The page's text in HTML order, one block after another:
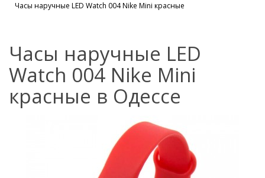
Часы наручные LED Watch 004 Nike Mini красные
Часы наручные LED
Watch 004 Nike Mini
красные в Одессе